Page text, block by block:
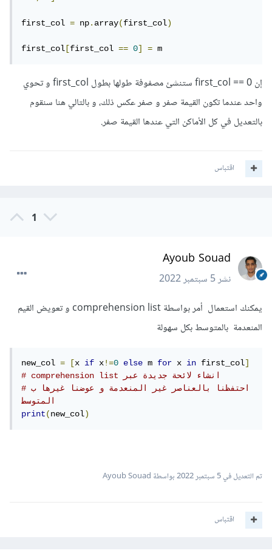
first_col = np.array(first_col)
first_col [first_col == 0] = m
إن first_col == 0 ستنشئ مصفوفة طولها بطول first_col و تحوي
واحد عندما تكون القيمة صفر و صفر عكس ذلك، و بالتالي هنا سنقوم
بالتعديل في كل الأماكن التي عندها القيمة صفر.
اقتباس
1
Ayoub Souad
نشر5 سبتمبر 2022
يمكنك استعمال أمر بواسطة comprehension list و تعويض القيم
المنعدمة بالمتوسط بكل سهولة
new_col = [x if x!=0 else m for x in first_col]
#احتفظنا بالعناصر غير المنعدمة و عوضنا غيرها ب
المتوسط
print(new_col)
تم التعديل في5 سبتمبر 2022 بواسطة Ayoub Souad
اقتباس